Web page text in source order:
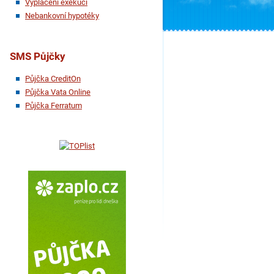
Vyplácení exekucí
Nebankovní hypotéky
SMS Půjčky
Půjčka CreditOn
Půjčka Vata Online
Půjčka Ferratum